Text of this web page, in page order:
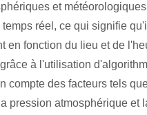
et
réel, ce qui signifie
en fonction du lieu et de
à l'utilisation
compte des facteurs tels
pression atmosphérique et